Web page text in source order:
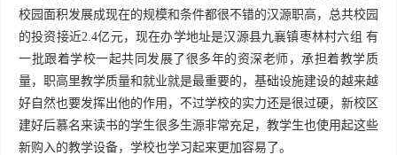
校园面积发展成现在的规模和条件都很不错的汉源职高，总共校园
的投资接近2.4亿元，现在办学地址是汉源县九襄镇枣林村六组 有
一批跟着学校一起共同发展了很多年的资深老师，承担着教学质
量，职高里教学质量和就业就是最重要的，基础设施建设的越来越
好自然也要发挥出他的作用，不过学校的实力还是很过硬，新校区
建好后慕名来读书的学生很多生源非常充足，教学生也使用起这些
新购入的教学设备，学校也学习起来更加容易了。